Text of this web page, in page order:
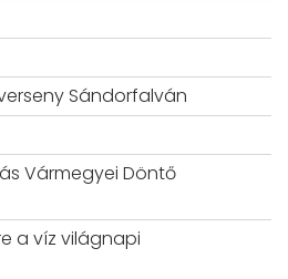
Sándorfalván
Vármegyei Döntő
a víz világnapi